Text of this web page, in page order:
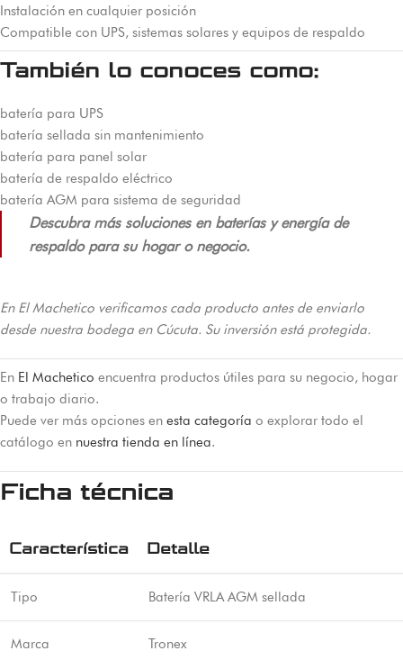
Instalación en cualquier posición
Compatible con UPS, sistemas solares y equipos de respaldo
También lo conoces como:
batería para UPS
batería sellada sin mantenimiento
batería para panel solar
batería de respaldo eléctrico
batería AGM para sistema de seguridad
Descubra más soluciones en baterías y energía de
respaldo para su hogar o negocio.
En El Machetico verificamos cada producto antes de enviarlo
desde nuestra bodega en Cúcuta. Su inversión está protegida.
En El Machetico encuentra productos útiles para su negocio, hogar
o trabajo diario.
Puede ver más opciones en esta categoría o explorar todo el
catálogo en nuestra tienda en línea.
Ficha técnica
Característica Detalle
Tipo Batería VRLA AGM sellada
Marca Tronex